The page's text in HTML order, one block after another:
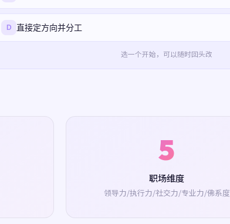
D 直接定方向并分工
选一个开始，可以随时回头改
5
职场维度
领导力/执行力/社交力/专业力/佛系度